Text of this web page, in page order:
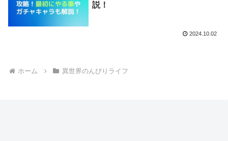
説！
2024.10.02
ホーム 異世界のんびりライフ